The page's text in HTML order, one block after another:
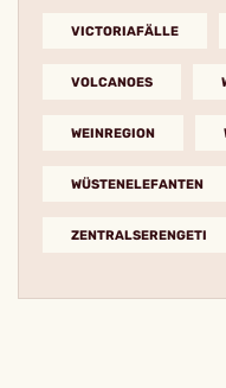
VICTORIAFÄLLE
VOLCANOES
WEINREGION
WÜSTENELEFANTEN
ZENTRALSERENGETI